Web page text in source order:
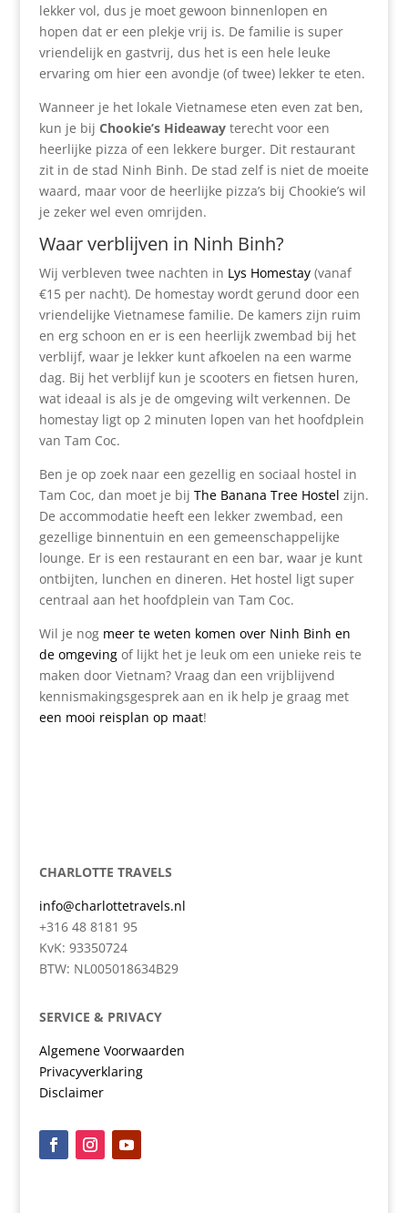
lekker vol, dus je moet gewoon binnenlopen en
hopen dat er een plekje vrij is. De familie is super
vriendelijk en gastvrij, dus het is een hele leuke
ervaring om hier een avondje (of twee) lekker te eten.
Wanneer je het lokale Vietnamese eten even zat ben,
kun je bij Chookie’s Hideawayterecht voor een
heerlijke pizza of een lekkere burger. Dit restaurant
zit in de stad Ninh Binh. De stad zelf is niet de moeite
waard, maar voor de heerlijke pizza’s bij Chookie’s wil
je zeker wel even omrijden.
Waar verblijven in Ninh Binh?
Wij verbleven twee nachten in Lys Homestay(vanaf
€15 per nacht). De homestay wordt gerund door een
vriendelijke Vietnamese familie. De kamers zijn ruim
en erg schoon en er is een heerlijk zwembad bij het
verblijf, waar je lekker kunt afkoelen na een warme
dag. Bij het verblijf kun je scooters en fietsen huren,
wat ideaal is als je de omgeving wilt verkennen. De
homestay ligt op 2 minuten lopen van het hoofdplein
van Tam Coc.
Ben je op zoek naar een gezellig en sociaal hostel in
Tam Coc, dan moet je bij The Banana Tree Hostel zijn.
De accommodatie heeft een lekker zwembad, een
gezellige binnentuin en een gemeenschappelijke
lounge. Er is een restaurant en een bar, waar je kunt
ontbijten, lunchen en dineren. Het hostel ligt super
centraal aan het hoofdplein van Tam Coc.
Wil je nog meer te weten komen over Ninh Binh en
de omgevingof lijkt het je leuk om een unieke reis te
maken door Vietnam? Vraag dan een vrijblijvend
kennismakingsgesprek aan en ik help je graag met
een mooi reisplan op maat!
CHARLOTTE TRAVELS
info@charlottetravels.nl
+316 48 8181 95
KvK: 93350724
BTW: NL005018634B29
SERVICE & PRIVACY
Algemene Voorwaarden
Privacyverklaring
Disclaimer